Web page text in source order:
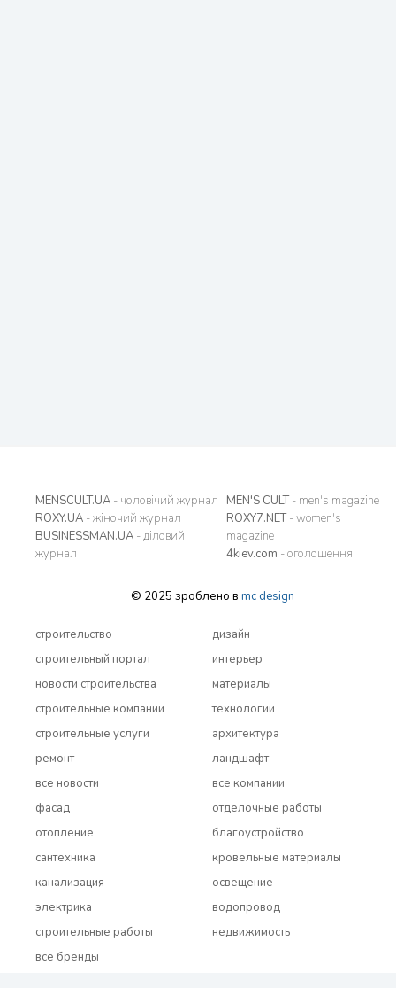
MENSCULT.UA - чоловічий журнал
ROXY.UA - жіночий журнал
BUSINESSMAN.UA - діловий
журнал
MEN'S CULT- men's magazine
ROXY7.NET- women's
magazine
4kiev.com - оголошення
© 2025 зроблено в mc design
строительство
строительный портал
новости строительства
строительные компании
строительные услуги
ремонт
все новости
дизайн
интерьер
материалы
технологии
архитектура
ландшафт
все компании
фасад
отопление
сантехника
канализация
электрика
строительные работы
все бренды
отделочные работы
благоустройство
кровельные материалы
освещение
водопровод
недвижимость